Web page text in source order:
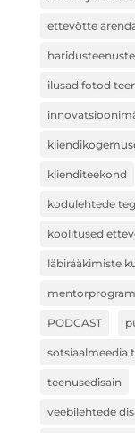
ettevõtte
ilusad fotod
klienditeekond
kodulehtede
koolitused
läbirääkimiste
PODCAST
sotsiaalmeedia
teenusedisain
veebilehtede